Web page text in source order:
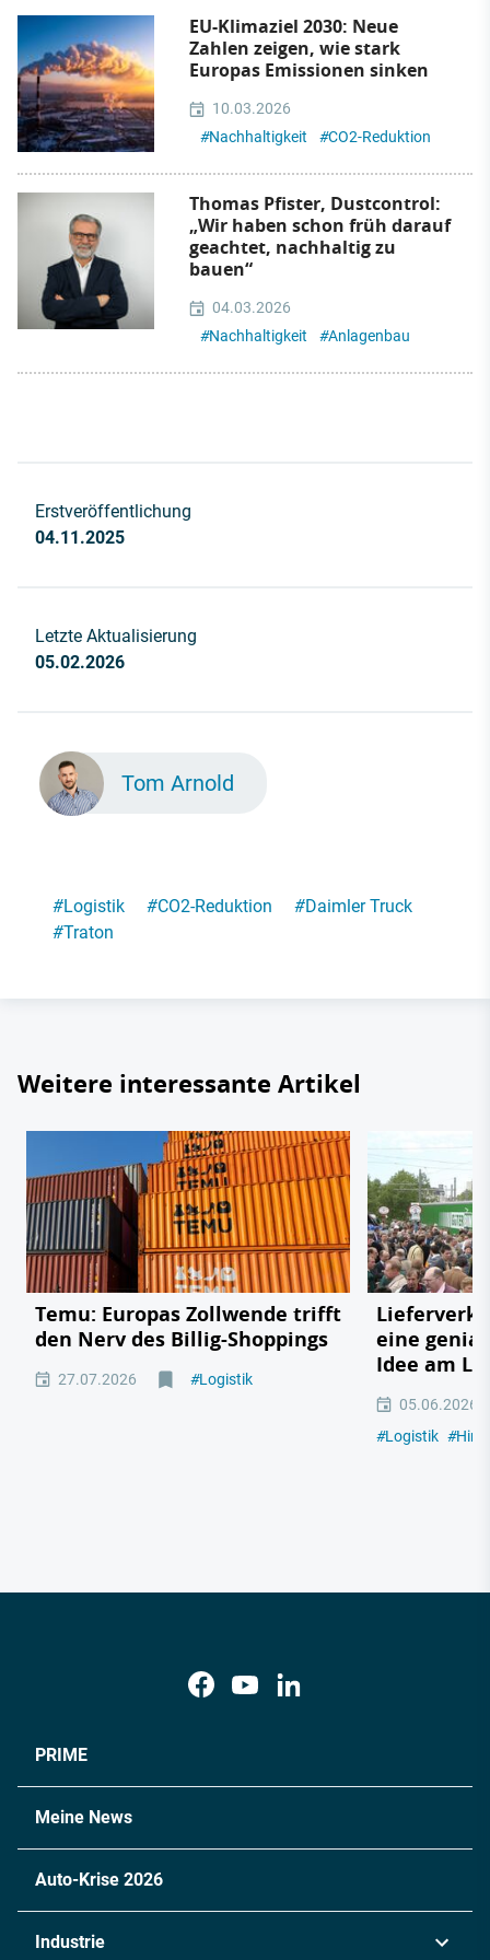
EU-Klimaziel 2030: Neue
Zahlen zeigen, wie stark
Europas Emissionen sinken
10.03.2026
#Nachhaltigkeit #CO2-Reduktion
Thomas Pfister, Dustcontrol:
„Wir haben schon früh darauf
geachtet, nachhaltig zu
bauen“
04.03.2026
#Nachhaltigkeit #Anlagenbau
Erstveröffentlichung
04.11.2025
Letzte Aktualisierung
05.02.2026
Tom Arnold
#Logistik #CO2-Reduktion #Daimler Truck
#Traton
Weitere interessante Artikel
Temu: Europas Zollwende trifft
den Nerv des Billig-Shoppings
27.07.2026 #Logistik
eine
Idee am
05.06.2026
#Logistik #
PRIME
Meine News
Auto-Krise 2026
Industrie